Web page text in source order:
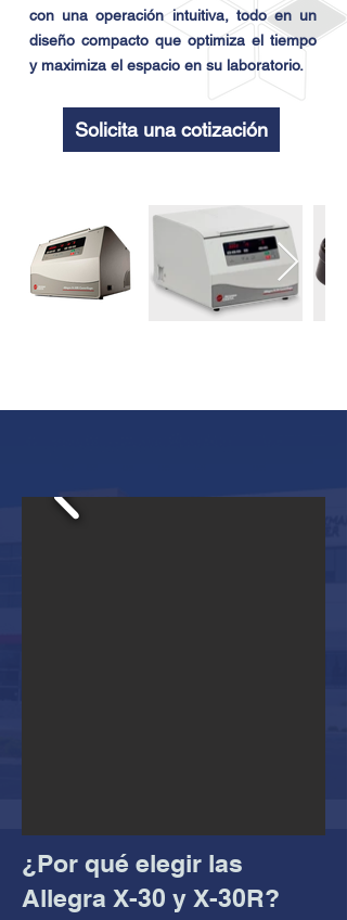
con una operación intuitiva, todo en un
diseño compacto que optimiza el tiempo
y maximiza el espacio en su laboratorio.
Solicita una cotización
¿Por qué elegir las
Allegra X-30 y X-30R?